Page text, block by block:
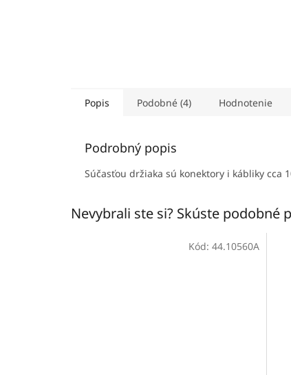
Popis Podobné (4) Hodnotenie
Podrobný popis
Súčasťou držiaka sú konektory i kábliky cca
Nevybrali ste si? Skúste podobné
Kód: 44.10560A